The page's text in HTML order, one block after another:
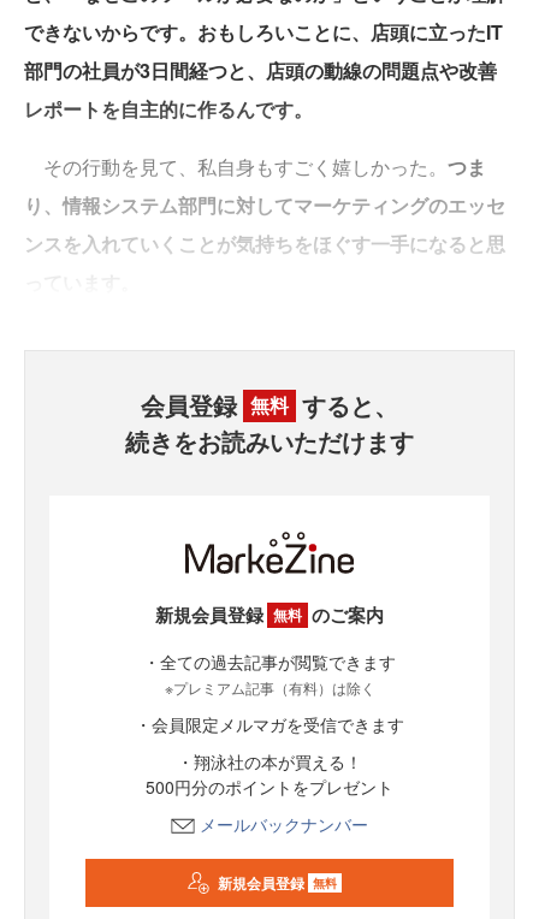
できないからです。おもしろいことに、店頭に立ったIT
部門の社員が3日間経つと、店頭の動線の問題点や改善
レポートを自主的に作るんです。
その行動を見て、私自身もすごく嬉しかった。 つま
り、情報システム部門に対してマーケティングのエッセ
ンスを入れていくことが気持ちをほぐす一手になると思
会員登録 無料 すると、
続きをお読みいただけます
新規会員登録 無料 のご案内
・全ての過去記事が閲覧できます
※プレミアム記事（有料）は除く
・会員限定メルマガを受信できます
・翔泳社の本が買える！
500円分のポイントをプレゼント
メールバックナンバー
新規会員登録 無料